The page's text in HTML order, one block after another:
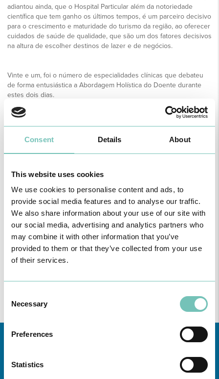
Consent Details About
This website uses cookies
We use cookies to personalise content and ads, to
provide social media features and to analyse our traffic.
We also share information about your use of our site with
our social media, advertising and analytics partners who
may combine it with other information that you’ve
provided to them or that they’ve collected from your use
of their services.
Selection
Necessary
Preferences
Statistics
adiantou ainda, que o Hospital Particular além da notoriedade
científica que tem ganho os últimos tempos, é um parceiro decisivo
para o crescimento e maturidade do turismo da região, ao oferecer
cuidados de saúde de qualidade, que são um dos fatores decisivos
na altura de escolher destinos de lazer e de negócios.
Vinte e um, foi o número de especialidades clínicas que debateu
de forma entusiástica a Abordagem Holística do Doente durante
estes dois dias.
No momento de encerramento ficou a promessa da organização
prevista a inauguração do Hospital Particular da Madeira.